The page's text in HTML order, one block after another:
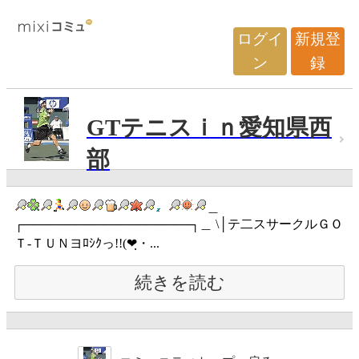
ログイ
ン
新規登
録
GTテニスｉｎ愛知県西
部
┌───────────────────┐＿ \│テ二スサークルＧＯ
Ｔ-ＴＵＮヨﾛｼｸっ!!(❤ฺ・...
続きを読む